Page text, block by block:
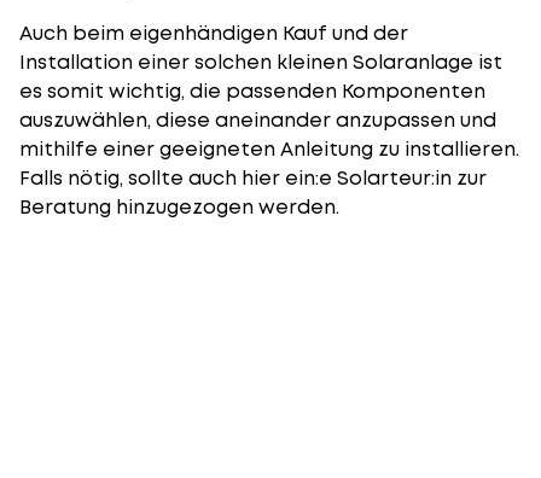
Auch beim eigenhändigen Kauf und der
Installation einer solchen kleinen Solaranlage ist
es somit wichtig, die passenden Komponenten
auszuwählen, diese aneinander anzupassen und
mithilfe einer geeigneten Anleitung zu installieren.
Falls nötig, sollte auch hier ein:e Solarteur:in zur
Beratung hinzugezogen werden.